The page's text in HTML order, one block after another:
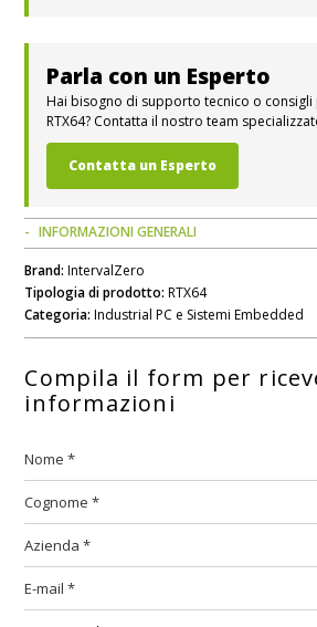
Parla con un Esperto
Hai bisogno di supporto tecnico o consigli
RTX64? Contatta il nostro team
Contatta un Esperto
INFORMAZIONI GENERALI
Brand: IntervalZero
Tipologia di prodotto: RTX64
Categoria: Industrial PC e Sistemi Embedded
Compila il form per
informazioni